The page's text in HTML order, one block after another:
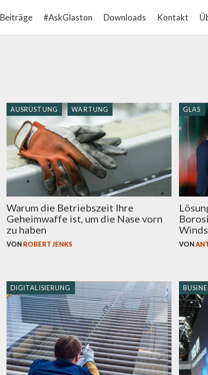
Beiträge #AskGlaston Downloads Kontakt
AUSRÜSTUNG WARTUNG
Warum die Betriebszeit Ihre
Geheimwaffe ist, um die Nase vorn
zu haben
VON ROBERT JENKS
GLAS
VON
DIGITALISIERUNG